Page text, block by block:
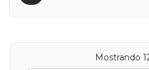
Mostrando